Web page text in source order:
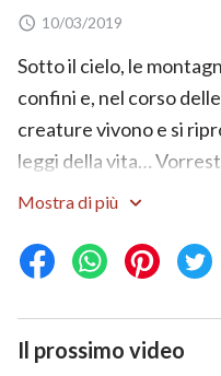
10/03/2019
Sotto il cielo, le
confini e, nel corso
creature vivono e si
leggi della vita…
sostiene l'umanità e
di Dio.
Dio, sei meraviglioso
Mostra di più
Il prossimo video